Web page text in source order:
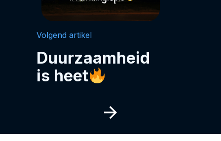
Volgend artikel
Duurzaamheid
is heet